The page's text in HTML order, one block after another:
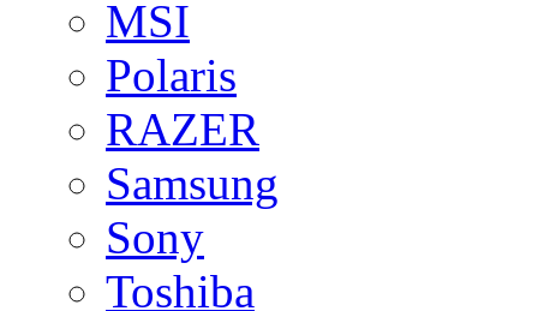
MSI
Polaris
RAZER
Samsung
Sony
Toshiba